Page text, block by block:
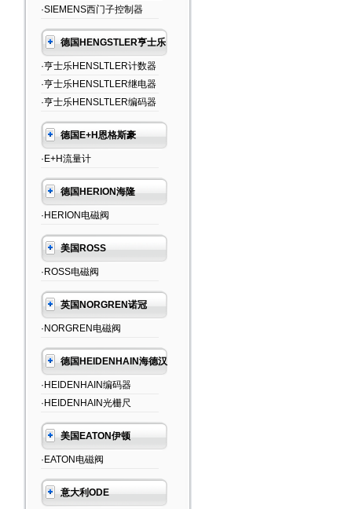
·SIEMENS西门子控制器
德国HENGSTLER亨士乐
·亨士乐HENSLTLER计数器
·亨士乐HENSLTLER继电器
·亨士乐HENSLTLER编码器
德国E+H恩格斯豪
·E+H流量计
德国HERION海隆
·HERION电磁阀
美国ROSS
·ROSS电磁阀
英国NORGREN诺冠
·NORGREN电磁阀
德国HEIDENHAIN海德汉
·HEIDENHAIN编码器
·HEIDENHAIN光栅尺
美国EATON伊顿
·EATON电磁阀
意大利ODE